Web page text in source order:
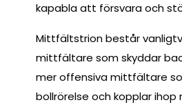
kapabla att försvara och
Mittfältstrion består
mittfältare som skyddar
mer offensiva mittfältare
bollrörelse och kopplar ihop